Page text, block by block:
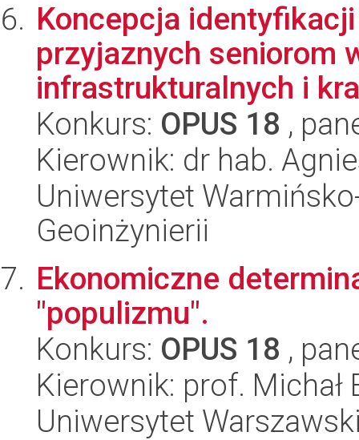
Koncepcja
przyjaznych seniorom
infrastrukturalnych i
Konkurs: OPUS 18 ,
Kierownik: dr hab.
Uniwersytet
Geoinżynierii
Ekonomiczne
"populizmu".
Konkurs: OPUS 18 ,
Kierownik: prof. Michał
Uniwersytet